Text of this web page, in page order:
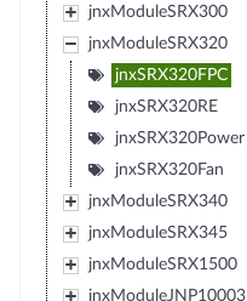
jnxModuleSRX300
jnxModuleSRX320
jnxSRX320FPC
jnxSRX320RE
jnxSRX320Power
jnxSRX320Fan
jnxModuleSRX340
jnxModuleSRX345
jnxModuleSRX1500
jnxModuleJNP10003